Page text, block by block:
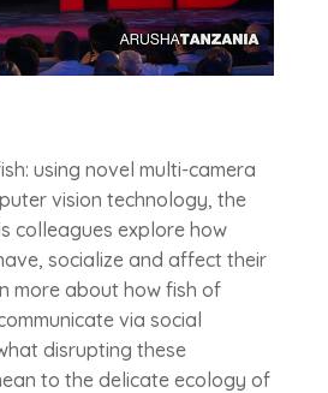
using novel multi-camera
vision technology, the
colleagues explore how
socialize and affect their
more about how fish of
via social
disrupting these
to the delicate ecology of